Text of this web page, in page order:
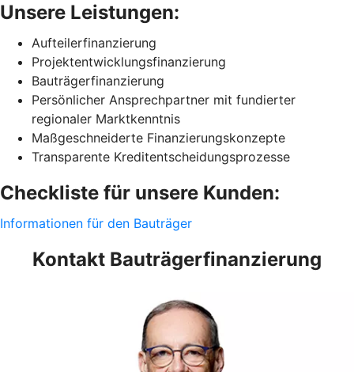
Unsere Leistungen:
Aufteilerfinanzierung
Projektentwicklungsfinanzierung
Bauträgerfinanzierung
Persönlicher Ansprechpartner mit fundierter
regionaler Marktkenntnis
Maßgeschneiderte Finanzierungskonzepte
Transparente Kreditentscheidungsprozesse
Checkliste für unsere Kunden:
Informationen für den Bauträger
Kontakt Bauträgerfinanzierung